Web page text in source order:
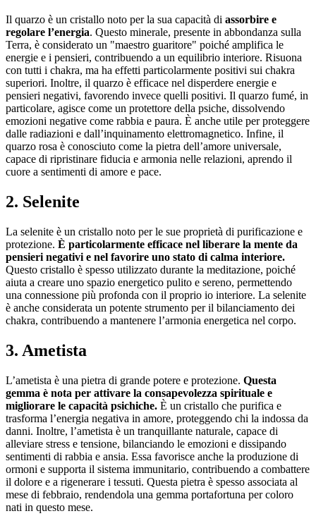
Il quarzo è un cristallo noto per la sua capacità di assorbire e
regolare l’energia. Questo minerale, presente in abbondanza sulla
Terra, è considerato un "maestro guaritore" poiché amplifica le
energie e i pensieri, contribuendo a un equilibrio interiore. Risuona
con tutti i chakra, ma ha effetti particolarmente positivi sui chakra
superiori. Inoltre, il quarzo è efficace nel disperdere energie e
pensieri negativi, favorendo invece quelli positivi. Il quarzo fumé, in
particolare, agisce come un protettore della psiche, dissolvendo
emozioni negative come rabbia e paura. È anche utile per proteggere
dalle radiazioni e dall’inquinamento elettromagnetico. Infine, il
quarzo rosa è conosciuto come la pietra dell’amore universale,
capace di ripristinare fiducia e armonia nelle relazioni, aprendo il
cuore a sentimenti di amore e pace.
2. Selenite
La selenite è un cristallo noto per le sue proprietà di purificazione e
protezione. È particolarmente efficace nel liberare la mente da
pensieri negativi e nel favorire uno stato di calma interiore.
Questo cristallo è spesso utilizzato durante la meditazione, poiché
aiuta a creare uno spazio energetico pulito e sereno, permettendo
una connessione più profonda con il proprio io interiore. La selenite
è anche considerata un potente strumento per il bilanciamento dei
chakra, contribuendo a mantenere l’armonia energetica nel corpo.
3. Ametista
L’ametista è una pietra di grande potere e protezione. Questa
gemma è nota per attivare la consapevolezza spirituale e
migliorare le capacità psichiche. È un cristallo che purifica e
trasforma l’energia negativa in amore, proteggendo chi la indossa da
danni. Inoltre, l’ametista è un tranquillante naturale, capace di
alleviare stress e tensione, bilanciando le emozioni e dissipando
sentimenti di rabbia e ansia. Essa favorisce anche la produzione di
ormoni e supporta il sistema immunitario, contribuendo a combattere
il dolore e a rigenerare i tessuti. Questa pietra è spesso associata al
mese di febbraio, rendendola una gemma portafortuna per coloro
nati in questo mese.